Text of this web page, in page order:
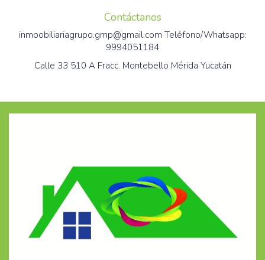
Contáctanos
inmoobiliariagrupo.gmp@gmail.com Teléfono/Whatsapp:
9994051184
Calle 33 510 A Fracc. Montebello Mérida Yucatán